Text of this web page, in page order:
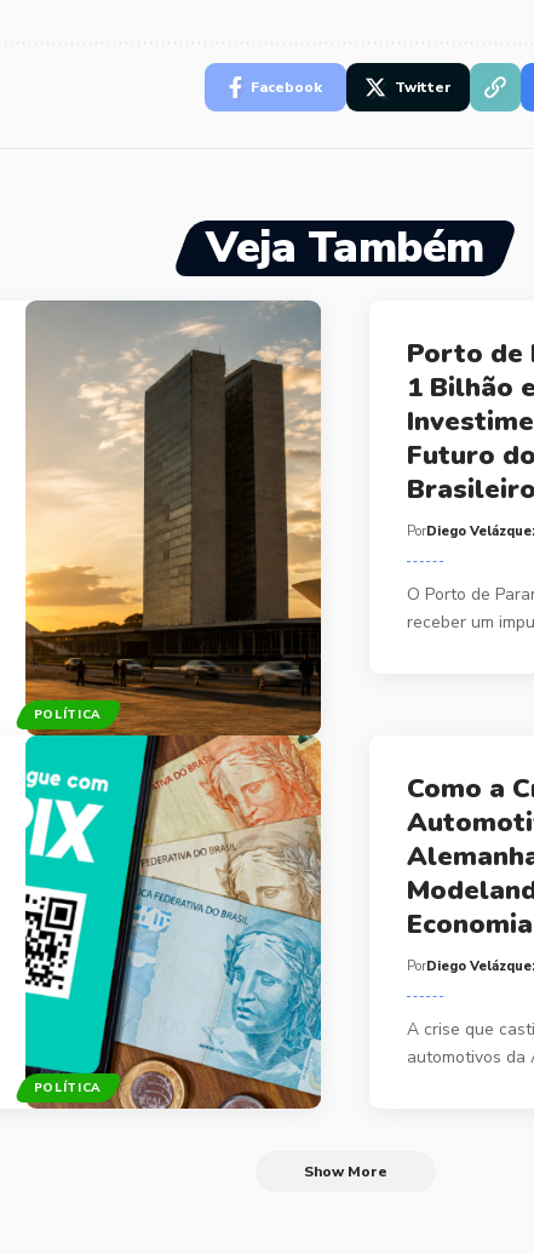
Facebook Twitter
Veja Também
POLÍTICA
Porto de
1 Bilhão
Futuro
Brasileiro
PorDiego
O Porto de
receber um
POLÍTICA
Como a
PorDiego
A crise que
automotivos da
Show More